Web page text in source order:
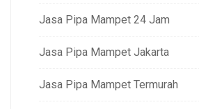
Jasa Pipa Mampet 24 Jam
Jasa Pipa Mampet Jakarta
Jasa Pipa Mampet Termurah